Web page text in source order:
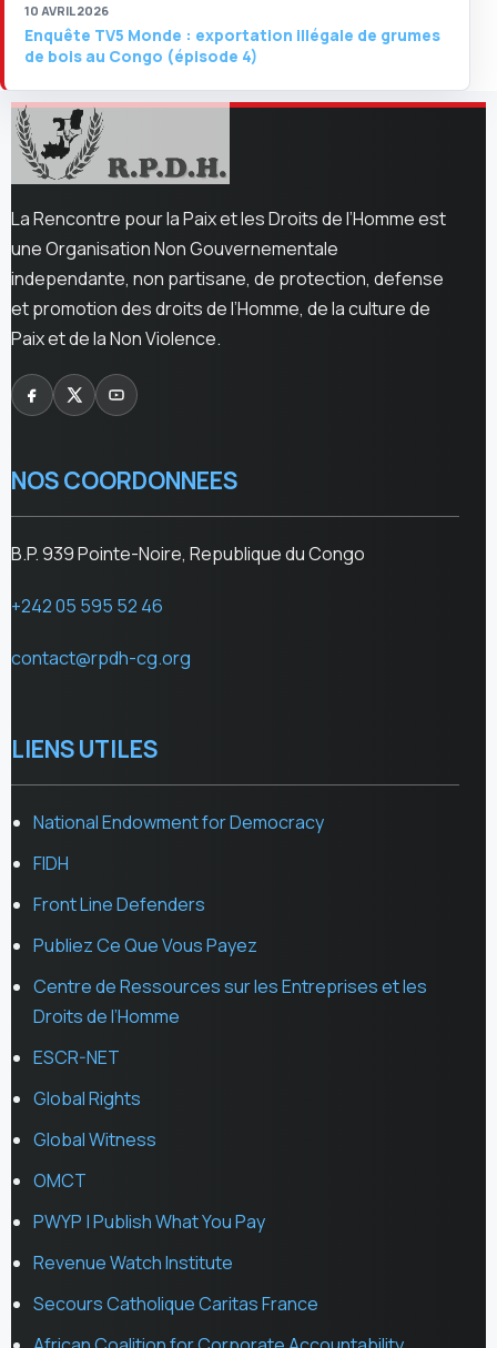
10 AVRIL 2026
Enquête TV5 Monde : exportation illégale de grumes
de bois au Congo (épisode 4)
La Rencontre pour la Paix et les Droits de l’Homme est
une Organisation Non Gouvernementale
independante, non partisane, de protection, defense
et promotion des droits de l’Homme, de la culture de
Paix et de la Non Violence.
NOS COORDONNEES
B.P. 939 Pointe-Noire, Republique du Congo
+242 05 595 52 46
contact@rpdh-cg.org
LIENS UTILES
National Endowment for Democracy
FIDH
Front Line Defenders
Publiez Ce Que Vous Payez
Centre de Ressources sur les Entreprises et les
Droits de l’Homme
ESCR-NET
Global Rights
Global Witness
OMCT
PWYP | Publish What You Pay
Revenue Watch Institute
Secours Catholique Caritas France